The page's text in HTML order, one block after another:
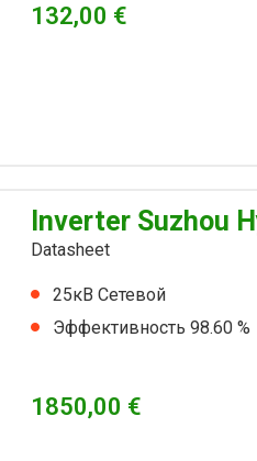
132,00 €
Inverter Suzhou
Datasheet
25кВ Сетевой
Эффективность 98.60 %
1850,00 €